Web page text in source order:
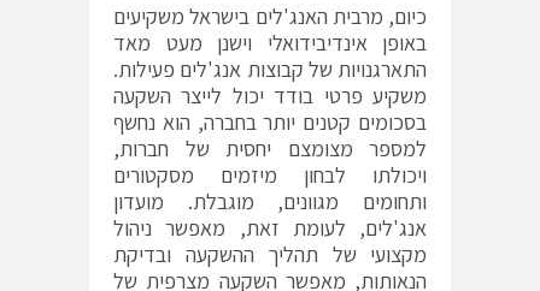
כיום, מרבית האנג'לים בישראל משקיעים
באופן אינדיבידואלי וישנן מעט מאד
התארגנויות של קבוצות אנג'לים פעילות.
משקיע פרטי בודד יכול לייצר השקעה
בסכומים קטנים יותר בחברה, הוא נחשף
למספר מצומצם יחסית של חברות,
ויכולתו לבחון מיזמים מסקטורים
ותחומים מגוונים, מוגבלת. מועדון
אנג'לים, לעומת זאת, מאפשר ניהול
מקצועי של תהליך ההשקעה ובדיקת
הנאותות, מאפשר השקעה מצרפית של